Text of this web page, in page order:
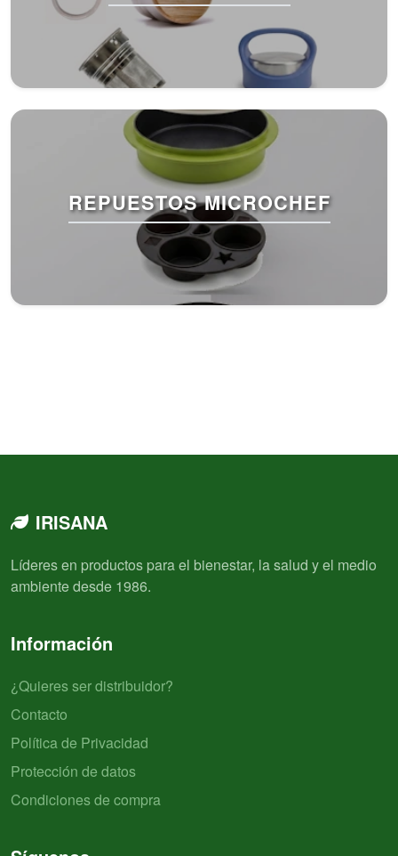
REPUESTOS MICROCHEF
IRISANA
Líderes en productos para el bienestar, la salud y el medio
ambiente desde 1986.
Información
¿Quieres ser distribuidor?
Contacto
Política de Privacidad
Protección de datos
Condiciones de compra